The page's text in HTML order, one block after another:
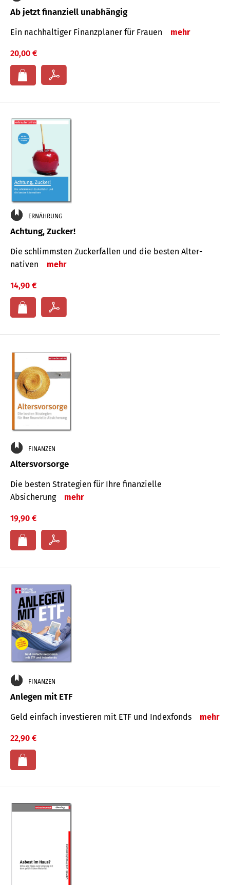
Ab jetzt finanziell unabhängig
Ein nachhaltiger Finanzplaner für Frauen mehr
20,00 €
ERNÄHRUNG
Achtung, Zucker!
Die schlimmsten Zucker­fallen und die besten Alter­
nativen
mehr
14,90 €
FINANZEN
Altersvorsorge
Die besten Strategien für Ihre finanzielle
Absicherung
mehr
19,90 €
FINANZEN
Anlegen mit ETF
Geld einfach investieren mit ETF und Indexfonds mehr
22,90 €